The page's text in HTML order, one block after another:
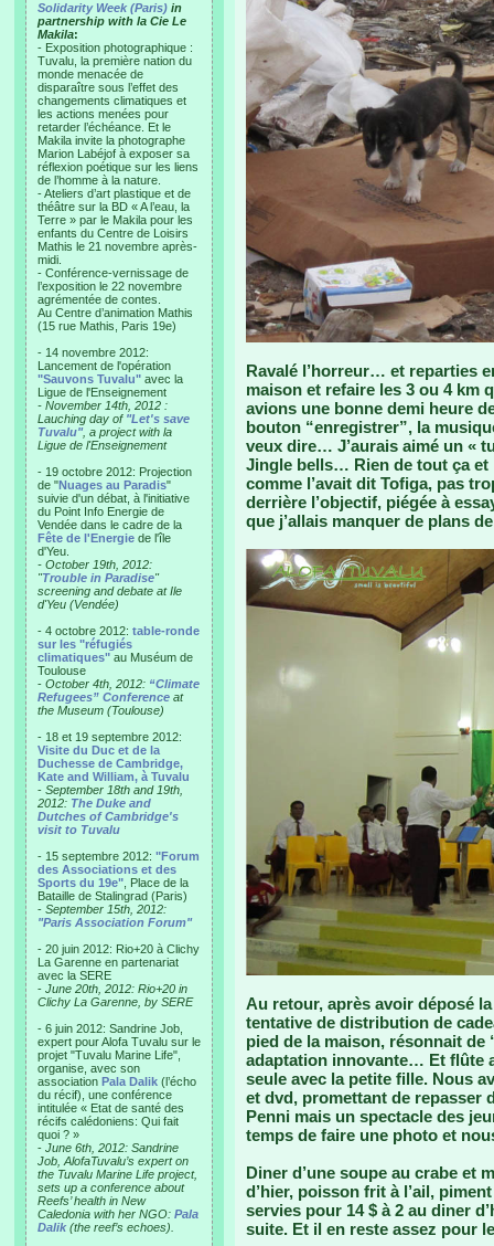
Solidarity Week (Paris) in
partnership with la Cie Le
Makila:
- Exposition photographique :
Tuvalu, la première nation du
monde menacée de
disparaître sous l’effet des
changements climatiques et
les actions menées pour
retarder l’échéance. Et le
Makila invite la photographe
Marion Labéjof à exposer sa
réflexion poétique sur les liens
de l’homme à la nature.
- Ateliers d’art plastique et de
théâtre sur la BD « A l’eau, la
Terre » par le Makila pour les
enfants du Centre de Loisirs
Mathis le 21 novembre après-
midi.
- Conférence-vernissage de
l’exposition le 22 novembre
agrémentée de contes.
Au Centre d’animation Mathis
(15 rue Mathis, Paris 19e)
- 14 novembre 2012:
Lancement de l'opération
"Sauvons Tuvalu" avec la
Ligue de l'Enseignement
- November 14th, 2012 :
Lauching day of "Let's save
Tuvalu", a project with la
Ligue de l'Enseignement
- 19 octobre 2012: Projection
de "Nuages au Paradis"
suivie d'un débat, à l'initiative
du Point Info Energie de
Vendée dans le cadre de la
Fête de l'Energie de l'île
d'Yeu.
- October 19th, 2012:
"Trouble in Paradise"
screening and debate at Ile
d'Yeu (Vendée)
- 4 octobre 2012: table-ronde
sur les "réfugiés
climatiques" au Muséum de
Toulouse
- October 4th, 2012: “Climate
Refugees” Conference at
the Museum (Toulouse)
- 18 et 19 septembre 2012:
Visite du Duc et de la
Duchesse de Cambridge,
Kate and William, à Tuvalu
- September 18th and 19th,
2012: The Duke and
Dutches of Cambridge's
visit to Tuvalu
- 15 septembre 2012: "Forum
des Associations et des
Sports du 19e" , Place de la
Bataille de Stalingrad (Paris)
- September 15th, 2012:
"Paris Association Forum"
- 20 juin 2012: Rio+20 à Clichy
La Garenne en partenariat
avec la SERE
- June 20th, 2012: Rio+20 in
Clichy La Garenne, by SERE
- 6 juin 2012: Sandrine Job,
expert pour Alofa Tuvalu sur le
projet "Tuvalu Marine Life",
organise, avec son
association Pala Dalik (l’écho
du récif), une conférence
intitulée « Etat de santé des
récifs calédoniens: Qui fait
quoi ? »
- June 6th, 2012: Sandrine
Job, AlofaTuvalu’s expert on
the Tuvalu Marine Life project,
sets up a conference about
Reefs’ health in New
Caledonia with her NGO: Pala
Dalik (the reef’s echoes).
Ravalé l’horreur… et reparties
maison et refaire les 3 ou 4 km
avions une bonne demi heure
bouton “enregistrer”, la
veux dire… J’aurais aimé un «
Jingle bells… Rien de tout ça et
comme l’avait dit Tofiga, pas
derrière l’objectif, piégée à
que j’allais manquer de plans
Au retour, après avoir déposé
tentative de distribution de
pied de la maison, résonnait
adaptation innovante… Et flûte
seule avec la petite fille. Nous
et dvd, promettant de repasser
Penni mais un spectacle des
temps de faire une photo et
Diner d’une soupe au crabe et
d’hier, poisson frit à l’ail,
servies pour 14 $ à 2 au diner
suite. Et il en reste assez pour